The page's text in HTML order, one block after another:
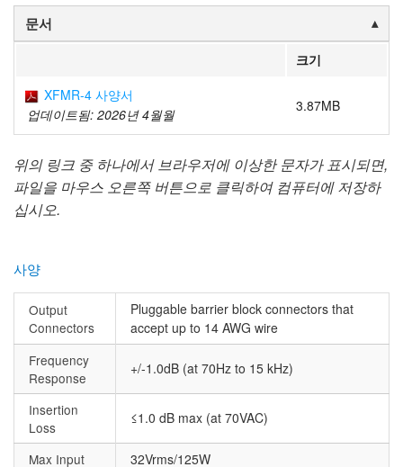
문서
크기
XFMR-4 사양서
업데이트됨: 2026년 4월월
3.87MB
위의 링크 중 하나에서 브라우저에 이상한 문자가 표시되면,
파일을 마우스 오른쪽 버튼으로 클릭하여 컴퓨터에 저장하
십시오.
사양
Output
Connectors
Pluggable barrier block connectors that
accept up to 14 AWG wire
Frequency
Response
+/-1.0dB (at 70Hz to 15 kHz)
Insertion
Loss
≤1.0 dB max (at 70VAC)
Max Input 32Vrms/125W